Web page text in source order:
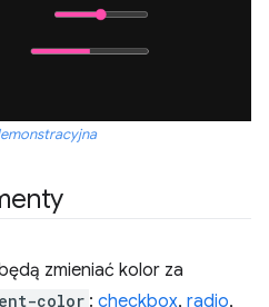
zmieniać kolor za
color : checkbox, radio,